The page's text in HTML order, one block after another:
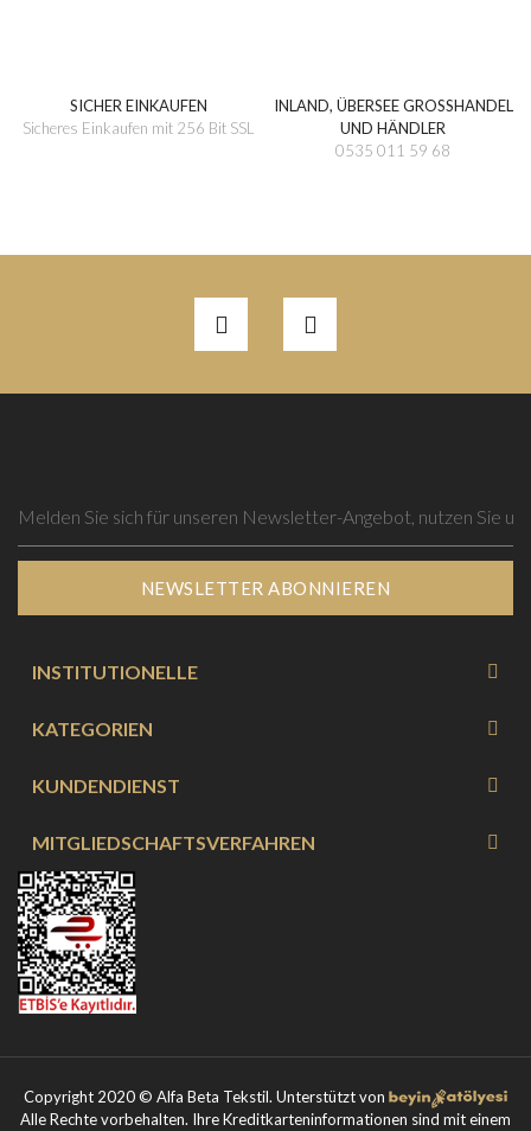
SICHER EINKAUFEN
Sicheres Einkaufen mit 256 Bit SSL
INLAND, ÜBERSEE GROSSHANDEL
UND HÄNDLER
0535 011 59 68
NEWSLETTER ABONNIEREN
INSTITUTIONELLE
KATEGORIEN
KUNDENDIENST
MITGLIEDSCHAFTSVERFAHREN
Copyright 2020 © Alfa Beta Tekstil. Unterstützt von
Alle Rechte vorbehalten. Ihre Kreditkarteninformationen sind mit einem